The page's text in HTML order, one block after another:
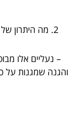
מה היתרון של
– נעליים אלו
והגנה שמגנות על